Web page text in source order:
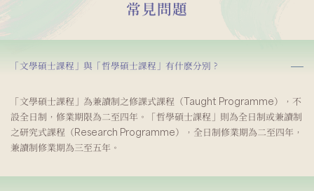
常見問題
「文學碩士課程」與「哲學碩士課程」有什麽分別？
「文學碩士課程」為兼讀制之修課式課程（Taught Programme），不
設全日制，修業期限為二至四年。「哲學碩士課程」則為全日制或兼讀制
之研究式課程（Research Programme），全日制修業期為二至四年，
兼讀制修業期為三至五年。